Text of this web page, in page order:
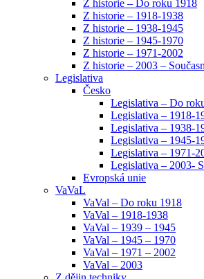
Z historie – Do roku 1918
Z historie – 1918-1938
Z historie – 1938-1945
Z historie – 1945-1970
Z historie – 1971-2002
Z historie – 2003 –
Legislativa
Česko
Legislativa – Do
Legislativa – 1918-
Legislativa – 1938-
Legislativa – 1945-
Legislativa – 1971-
Legislativa – 2003-
Evropská unie
VaVaL
VaVal – Do roku 1918
VaVal – 1918-1938
VaVal – 1939 – 1945
VaVal – 1945 – 1970
VaVal – 1971 – 2002
VaVal – 2003